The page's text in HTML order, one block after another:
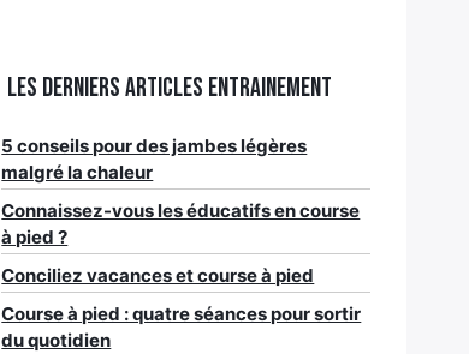
Les derniers articles Entrainement
5 conseils pour des jambes légères
malgré la chaleur
Connaissez-vous les éducatifs en course
à pied ?
Conciliez vacances et course à pied
Course à pied : quatre séances pour sortir
du quotidien